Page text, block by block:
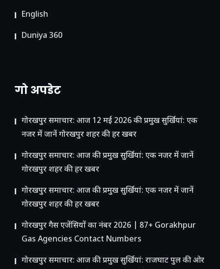
English
Duniya 360
गो अपडेट
गोरखपुर समाचार: आज 12 मई 2026 की प्रमुख सुर्खियां: एक
नजर में जानें गोरखपुर शहर की हर खबर
गोरखपुर समाचार: आज की प्रमुख सुर्खियां: एक नजर में जानें
गोरखपुर शहर की हर खबर
गोरखपुर समाचार: आज की प्रमुख सुर्खियां: एक नजर में जानें
गोरखपुर शहर की हर खबर
गोरखपुर गैस एजेंसियों का नंबर 2026 | 87+ Gorakhpur
Gas Agencies Contact Numbers
गोरखपुर समाचार: आज की प्रमुख सुर्खियां: राजघाट पुल की ओर